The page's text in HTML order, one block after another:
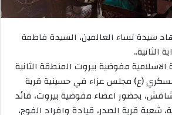
سيدة نساء العالمين، السيدة فاطمة
الثانية..
مفوضية بيروت المنطقة الثانية
(ع) مجلس عزاء في حسينية قرية
بحضور اعضاء مفوضية بيروت، قائد
شعبة قرية الصدر، قيادة وافراد الفوج،